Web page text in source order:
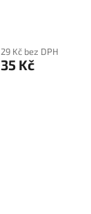
29 Kč bez DPH
35 Kč